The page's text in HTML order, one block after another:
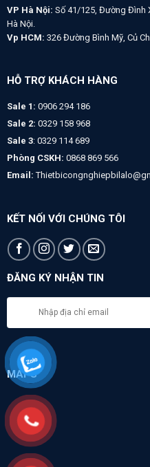
VP Hà Nội: Số 41/125, Đường Đình
Hà Nội.
Vp HCM: 326 Đường Bình Mỹ, Củ
HỖ TRỢ KHÁCH HÀNG
Sale 1: 0906 294 186
Sale 2: 0329 158 968
Sale 3: 0329 114 689
Phòng CSKH: 0868 869 566
Email:
KẾT NỐI VỚI CHÚNG TÔI
ĐĂNG KÝ NHẬN TIN
MAPS